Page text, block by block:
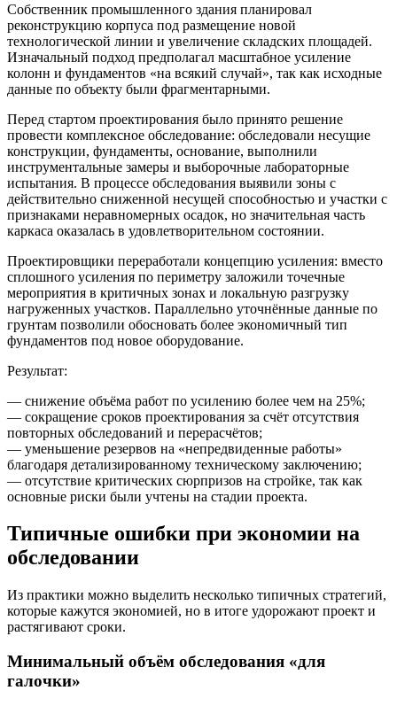
Собственник промышленного здания планировал
реконструкцию корпуса под размещение новой
технологической линии и увеличение складских площадей.
Изначальный подход предполагал масштабное усиление
колонн и фундаментов «на всякий случай», так как исходные
данные по объекту были фрагментарными.
Перед стартом проектирования было принято решение
провести комплексное обследование: обследовали несущие
конструкции, фундаменты, основание, выполнили
инструментальные замеры и выборочные лабораторные
испытания. В процессе обследования выявили зоны с
действительно сниженной несущей способностью и участки с
признаками неравномерных осадок, но значительная часть
каркаса оказалась в удовлетворительном состоянии.
Проектировщики переработали концепцию усиления: вместо
сплошного усиления по периметру заложили точечные
мероприятия в критичных зонах и локальную разгрузку
нагруженных участков. Параллельно уточнённые данные по
грунтам позволили обосновать более экономичный тип
фундаментов под новое оборудование.
Результат:
— снижение объёма работ по усилению более чем на 25%;
— сокращение сроков проектирования за счёт отсутствия
повторных обследований и перерасчётов;
— уменьшение резервов на «непредвиденные работы»
благодаря детализированному техническому заключению;
— отсутствие критических сюрпризов на стройке, так как
основные риски были учтены на стадии проекта.
Типичные ошибки при экономии на
обследовании
Из практики можно выделить несколько типичных стратегий,
которые кажутся экономией, но в итоге удорожают проект и
растягивают сроки.
Минимальный объём обследования «для
галочки»